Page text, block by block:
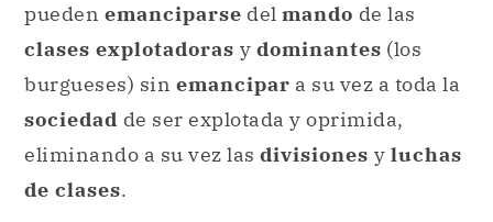
pueden emanciparse del mando de las
clases explotadoras y dominantes (los
burgueses) sin emancipar a su vez a toda la
sociedad de ser explotada y oprimida,
eliminando a su vez las divisiones y luchas
de clases.